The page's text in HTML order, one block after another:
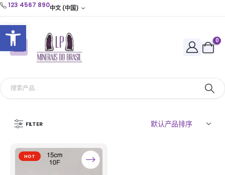
打开工具栏
123 4567 890中文 (中国)
0
FILTER
HOT